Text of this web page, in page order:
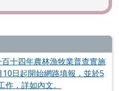
十四年農林漁牧業普查實施
日起開始網路填報，並於5
，詳如內文。